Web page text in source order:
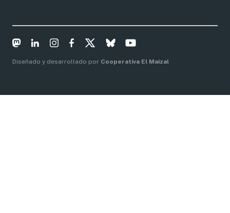
Diseñado y desarrollado por Cooperativa El Maizal